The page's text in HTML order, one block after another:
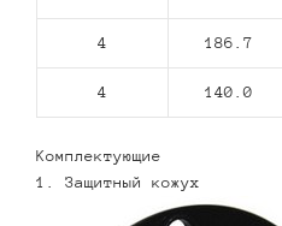
4 186.7
4 140.0
Комплектующие
1. Защитный кожух